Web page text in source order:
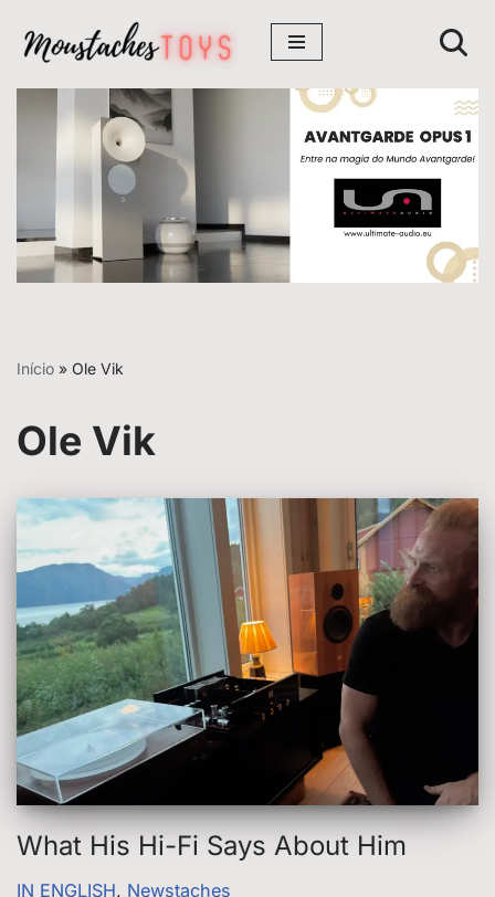
Avançar
para
conteúdo
Início » Ole Vik
Ole Vik
What His Hi-Fi Says About Him
IN ENGLISH, Newstaches